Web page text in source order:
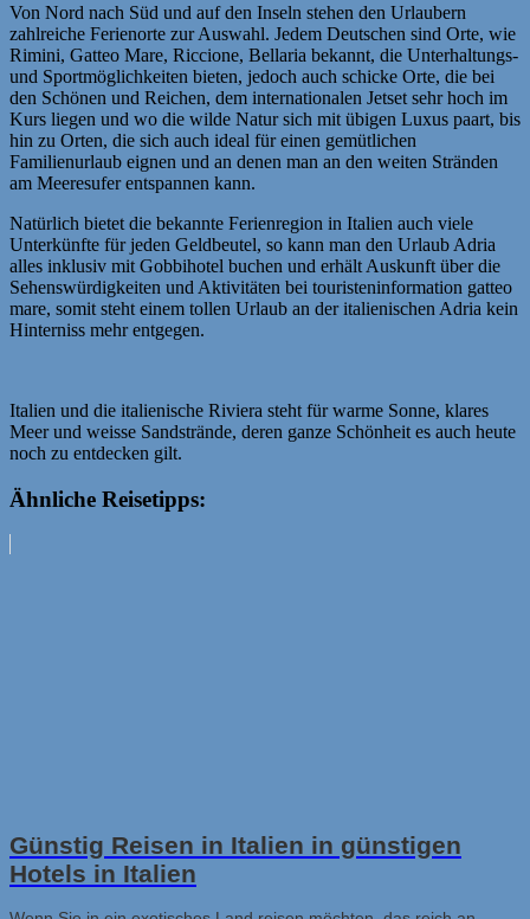
Von Nord nach Süd und auf den Inseln stehen den Urlaubern
zahlreiche Ferienorte zur Auswahl. Jedem Deutschen sind Orte, wie
Rimini, Gatteo Mare, Riccione, Bellaria bekannt, die Unterhaltungs-
und Sportmöglichkeiten bieten, jedoch auch schicke Orte, die bei
den Schönen und Reichen, dem internationalen Jetset sehr hoch im
Kurs liegen und wo die wilde Natur sich mit übigen Luxus paart, bis
hin zu Orten, die sich auch ideal für einen gemütlichen
Familienurlaub eignen und an denen man an den weiten Stränden
am Meeresufer entspannen kann.
Natürlich bietet die bekannte Ferienregion in Italien auch viele
Unterkünfte für jeden Geldbeutel, so kann man den Urlaub Adria
alles inklusiv mit Gobbihotel buchen und erhält Auskunft über die
Sehenswürdigkeiten und Aktivitäten bei touristeninformation gatteo
mare, somit steht einem tollen Urlaub an der italienischen Adria kein
Hinterniss mehr entgegen.
Italien und die italienische Riviera steht für warme Sonne, klares
Meer und weisse Sandstrände, deren ganze Schönheit es auch heute
noch zu entdecken gilt.
Ähnliche Reisetipps:
Günstig Reisen in Italien in günstigen
Hotels in Italien